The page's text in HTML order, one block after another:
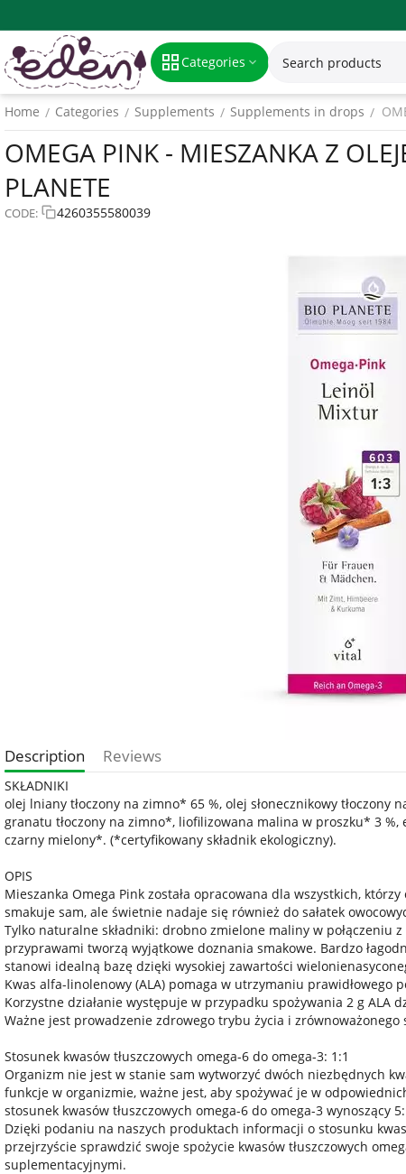
Categories
Home / Categories / Supplements / Supplements in drops /
OMEGA PINK - MIESZANKA Z
PLANETE
CODE: 4260355580039
Description Reviews
SKŁADNIKI
olej lniany tłoczony na zimno* 65 %, olej słonecznikowy
granatu tłoczony na zimno*, liofilizowana malina w proszku* 3
czarny mielony*. (*certyfikowany składnik ekologiczny).
OPIS
Mieszanka Omega Pink została opracowana dla wszystkich,
smakuje sam, ale świetnie nadaje się również do sałatek
Tylko naturalne składniki: drobno zmielone maliny w połączeniu
przyprawami tworzą wyjątkowe doznania smakowe. Bardzo
stanowi idealną bazę dzięki wysokiej zawartości
Kwas alfa-linolenowy (ALA) pomaga w utrzymaniu prawidłowego
Korzystne działanie występuje w przypadku spożywania 2 g ALA
Ważne jest prowadzenie zdrowego trybu życia i zrównoważonego
Stosunek kwasów tłuszczowych omega-6 do omega-3: 1:1
Organizm nie jest w stanie sam wytworzyć dwóch niezbędnych
funkcje w organizmie, ważne jest, aby spożywać je w
stosunek kwasów tłuszczowych omega-6 do omega-3 wynoszący
Dzięki podaniu na naszych produktach informacji o stosunku
przejrzyście sprawdzić swoje spożycie kwasów tłuszczowych
suplementacyjnymi.